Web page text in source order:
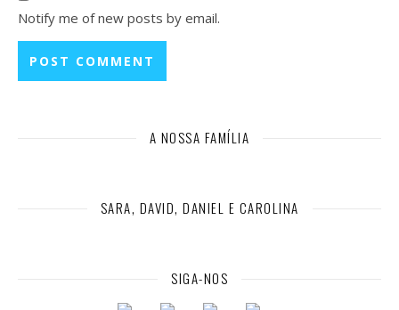
Notify me of new posts by email.
A NOSSA FAMÍLIA
SARA, DAVID, DANIEL E CAROLINA
SIGA-NOS